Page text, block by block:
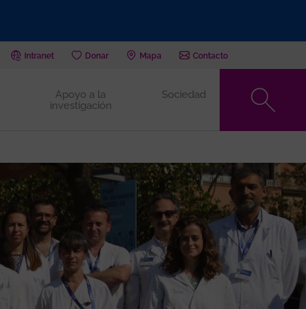
Intranet Donar Mapa Contacto
Apoyo a la
investigación
Sociedad